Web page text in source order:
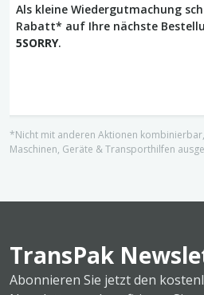
Als kleine Wiedergutmachung
Rabatt* auf Ihre nächste
5SORRY.
*Nicht mit anderen Aktionen
Maschinen, Geräte & Transporthilfen
TransPak
Abonnieren Sie jetzt den